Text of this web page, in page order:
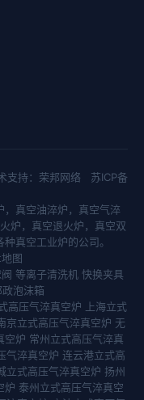
持： 荣邦网络
苏ICP备
， 真空油淬炉， 真空气淬
炉， 真空退火炉， 真空双
真空工业炉的公司。
图
等离子清洗机 快换夹具
政泡沫箱
高压气淬真空炉
上海立式
京立式高压气淬真空炉 无
空炉 常州立式高压气淬真
气淬真空炉 连云港立式高
立式高压气淬真空炉 扬州
炉 泰州立式高压气淬真空